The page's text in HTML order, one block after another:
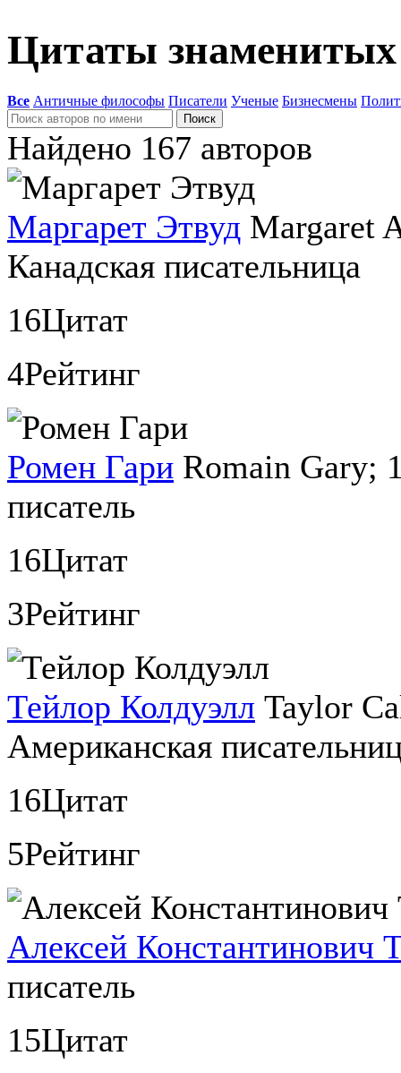
Цитаты знаменитых
Все Античные философы Писатели Ученые Бизнесмены
Найдено 167 авторов
Маргарет Этвуд Margaret
Канадская писательница
16Цитат
4Рейтинг
Ромен Гари Romain Gary;
писатель
16Цитат
3Рейтинг
Тейлор Колдуэлл Taylor
Американская
16Цитат
5Рейтинг
Алексей Константинович
писатель
15Цитат